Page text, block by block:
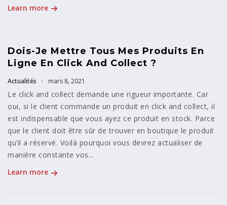
Learn more
Dois-Je Mettre Tous Mes Produits En
Ligne En Click And Collect ?
Actualités mars 8, 2021
Le click and collect demande une rigueur importante. Car
oui, si le client commande un produit en click and collect, il
est indispensable que vous ayez ce produit en stock. Parce
que le client doit être sûr de trouver en boutique le produit
qu’il a réservé. Voilà pourquoi vous devrez actualiser de
manière constante vos...
Learn more